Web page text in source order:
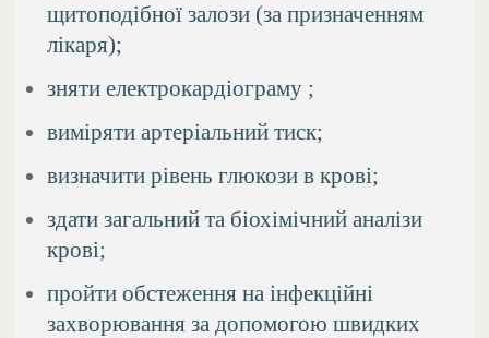
щитоподібної залози (за призначенням
лікаря);
зняти електрокардіограму ;
виміряти артеріальний тиск;
визначити рівень глюкози в крові;
здати загальний та біохімічний аналізи
крові;
пройти обстеження на інфекційні
захворювання за допомогою швидких